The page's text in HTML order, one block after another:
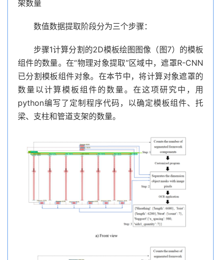
架数量
数值数据提取阶段分为三个步骤：
步骤1计算分割的2D模板绘图图像（图7）的模板
组件的数量。在“物理对象提取”区域中，遮罩R-CNN
已分割模板组件对象。在本节中，将计算对象遮罩的
数量以计算模板组件的数量。在这项研究中，用
python编写了定制程序代码，以确定模板组件、托
梁、支柱和管道支架的数量。